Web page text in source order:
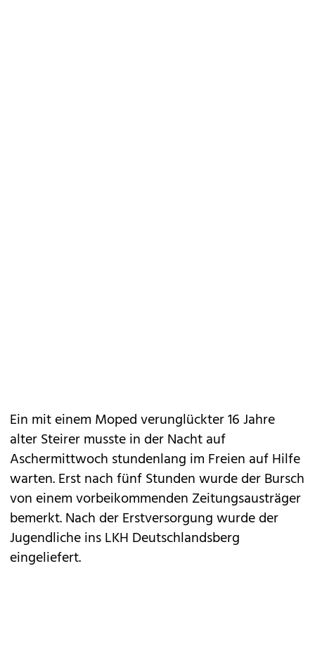
Ein mit einem Moped verunglückter 16 Jahre
alter Steirer musste in der Nacht auf
Aschermittwoch stundenlang im Freien auf Hilfe
warten. Erst nach fünf Stunden wurde der Bursch
von einem vorbeikommenden Zeitungsausträger
bemerkt. Nach der Erstversorgung wurde der
Jugendliche ins LKH Deutschlandsberg
eingeliefert.